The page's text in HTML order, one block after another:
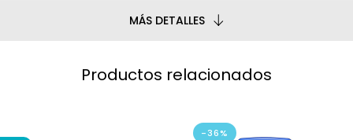
MÁS DETALLES
Productos relacionados
-36%